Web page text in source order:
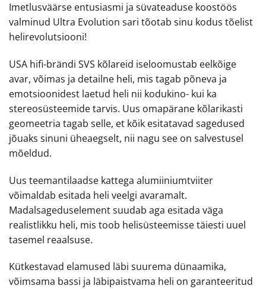
Imetlusväärse entusiasmi ja süvateaduse koostöös
valminud Ultra Evolution sari tõotab sinu kodus tõelist
helirevolutsiooni!
USA hifi-brändi SVS kõlareid iseloomustab eelkõige
avar, võimas ja detailne heli, mis tagab põneva ja
emotsioonidest laetud heli nii kodukino- kui ka
stereosüsteemide tarvis. Uus omapärane kõlarikasti
geomeetria tagab selle, et kõik esitatavad sagedused
jõuaks sinuni üheaegselt, nii nagu see on salvestusel
mõeldud.
Uus teemantilaadse kattega alumiiniumtviiter
võimaldab esitada heli veelgi avaramalt.
Madalsageduselement suudab aga esitada väga
realistlikku heli, mis toob helisüsteemisse täiesti uuel
tasemel reaalsuse.
Kütkestavad elamused läbi suurema dünaamika,
võimsama bassi ja läbipaistvama heli on garanteeritud